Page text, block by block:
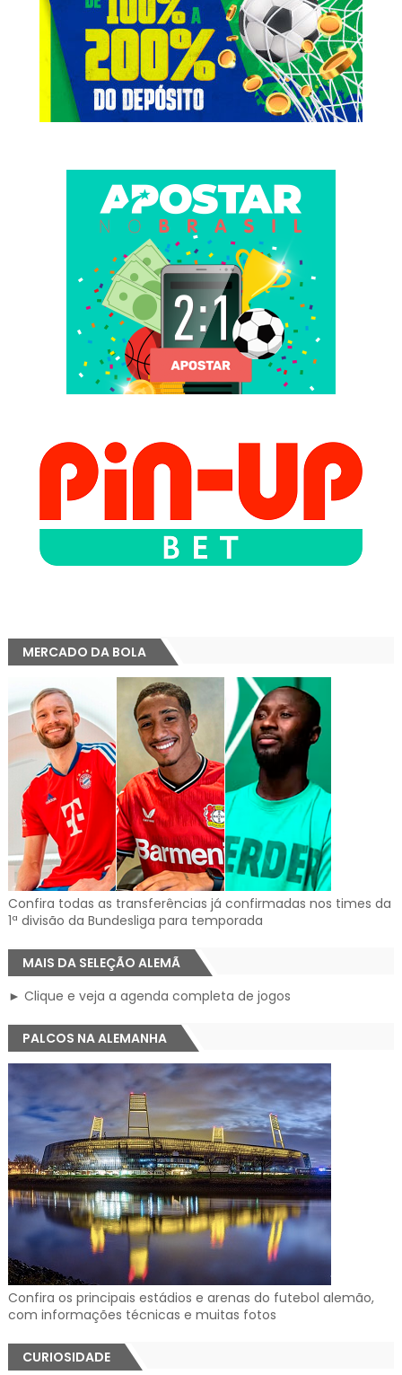
MERCADO DA BOLA
Confira todas as transferências já confirmadas nos times da
1ª divisão da Bundesliga para temporada
MAIS DA SELEÇÃO ALEMÃ
► Clique e veja a agenda completa de jogos
PALCOS NA ALEMANHA
Confira os principais estádios e arenas do futebol alemão,
com informações técnicas e muitas fotos
CURIOSIDADE